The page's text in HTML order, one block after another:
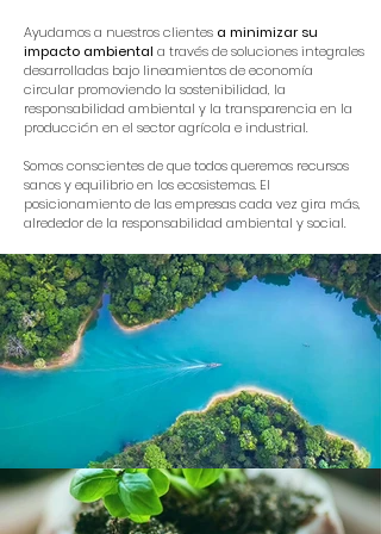
Ayudamos a nuestros clientes a minimizar su
impacto ambiental a través de soluciones integrales
desarrolladas bajo lineamientos de economía
circular promoviendo la sostenibilidad, la
responsabilidad ambiental y la transparencia en la
producción en el sector agrícola e industrial.
Somos conscientes de que todos queremos recursos
sanos y equilibrio en los ecosistemas. El
posicionamiento de las empresas cada vez gira más,
alrededor de la responsabilidad ambiental y social.